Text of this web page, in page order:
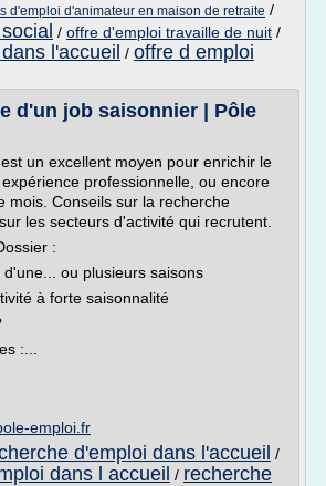
d'emploi d'animateur en maison de retraite /
/ offre d'emploi travaille de nuit /
l'accueil / offre d emploi
d'un job saisonnier | Pôle
un excellent moyen pour enrichir le
professionnelle, ou encore
mois. Conseils sur la recherche
les secteurs d'activité qui recrutent.
:
ou plusieurs saisons
à forte saisonnalité
:...
emploi.fr
d'emploi dans l'accueil /
dans l accueil / recherche